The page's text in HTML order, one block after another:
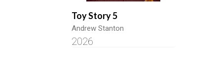
Toy Story 5
Andrew Stanton
2026